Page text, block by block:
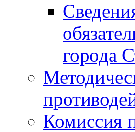
города
Комиссия